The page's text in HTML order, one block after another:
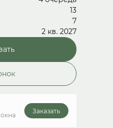
13
7
2 кв. 2027
Заказать